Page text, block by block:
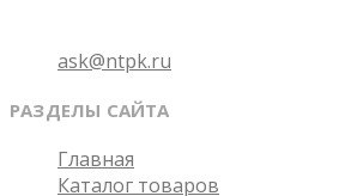
ask@ntpk.ru
РАЗДЕЛЫ САЙТА
Главная
Каталог товаров